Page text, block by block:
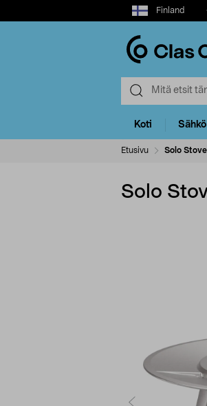
Select
market
Finland
Koti Sähkö
Etusivu Solo
Solo